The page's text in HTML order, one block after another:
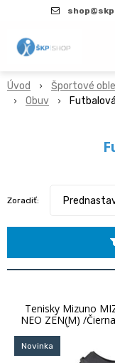
Úvod Športové
Obuv
Zoradiť:
Tenisky Mizuno
NEO ZEN(M) /
Červená
Novinka